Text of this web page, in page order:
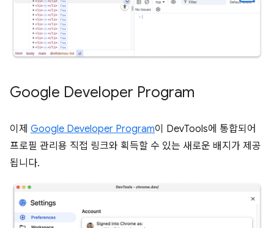
Google Developer Program
이제 Google Developer Program이 DevTools에 통합되어
프로필 관리용 직접 링크와 획득할 수 있는 새로운 배지가 제공
됩니다.